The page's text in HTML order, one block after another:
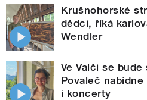
Krušnohorské
dědci, říká
Wendler
Ve Valči se
Povaleč
i koncerty